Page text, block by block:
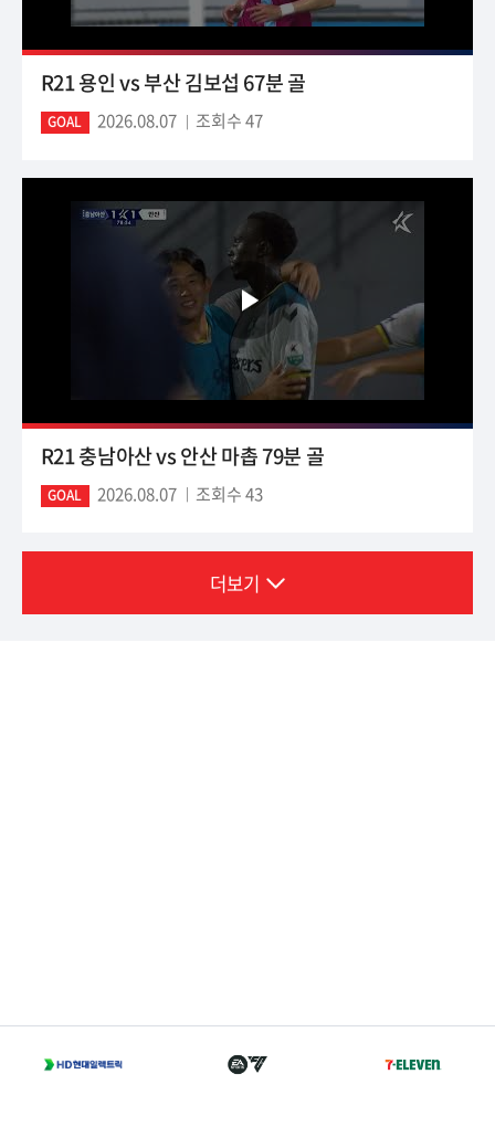
R21 용인 vs 부산 김보섭 67분 골
GOAL 2026.08.07 조회수 47
R21 충남아산 vs 안산 마촙 79분 골
GOAL 2026.08.07 조회수 43
더보기